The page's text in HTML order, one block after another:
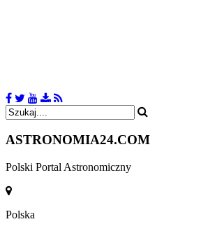
ASTRONOMIA24.COM
Polski Portal Astronomiczny
Polska